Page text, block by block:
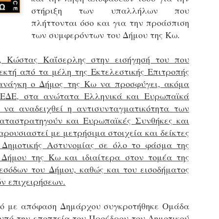
στήριξη των υπαλλήλων που
πλήττονται όσο και για την προάσπιση
των συμφερόντων του Δήμου της Κω.
Καΐσερλης στην εισήγησή του που
από τα μέλη της Εκτελεστικής Επιτροπής
ο Δήμος της Κω να προσφύγει, ακόμα
στα ανώτατα Ελληνικά και Ευρωπαϊκά
αναδειχθεί η αντισυνταγματικότητα των
και Ευρωπαϊκές Συνθήκες και
με μετρήσιμα στοιχεία και δείκτες
Αστυνομίας σε όλο το φάσμα της
Δήμου της Κω και ιδιαίτερα στον τομέα της
του Δήμου, καθώς και του εισοδήματος
επιχειρήσεων.
με απόφαση Δημάρχου συγκροτήθηκε Ομάδα
εκπαιδευμένους
ήδη ολοκληρώσει την
είναι έτοιμοι να
Στο πλαίσιο της
τις περιπολίες και τις
στελεχών της υπηρεσίας.
JUN
Απολογισμός των
ελέγχων σε ιδιοκτήτες
JUN
Δημοτική Αστυνομία
Θεσσαλονίκης: Ένταση